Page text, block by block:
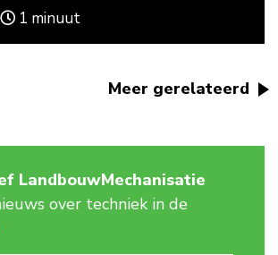
1 minuut
Meer gerelateerd
LandbouwMechanisatie
over techniek in de